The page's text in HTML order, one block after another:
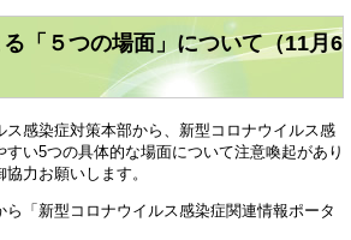
「５つの場面」について（11月6
染症対策本部から、新型コロナウイルス感
い5つの具体的な場面について注意喚起があり
力お願いします。
新型コロナウイルス感染症関連情報ポータ